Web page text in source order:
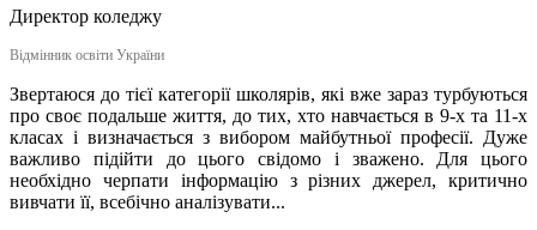
Директор коледжу
Відмінник освіти України
Звертаюся до тієї категорії школярів, які вже зараз турбуються
про своє подальше життя, до тих, хто навчається в 9-х та 11-х
класах і визначається з вибором майбутньої професії. Дуже
важливо підійти до цього свідомо і зважено. Для цього
необхідно черпати інформацію з різних джерел, критично
вивчати її, всебічно аналізувати...